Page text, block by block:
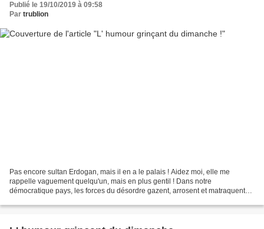
Publié le 19/10/2019 à 09:58
Par trublion
Pas encore sultan Erdogan, mais il en a le palais ! Aidez moi, elle me
rappelle vaguement quelqu'un, mais en plus gentil ! Dans notre
démocratique pays, les forces du désordre gazent, arrosent et matraquent